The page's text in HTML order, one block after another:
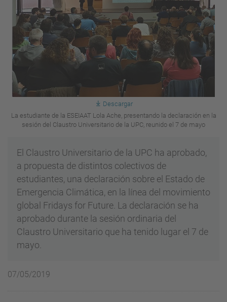
Descargar
La estudiante de la ESEIAAT Lola Ache, presentando la declaración en la
sesión del Claustro Universitario de la UPC, reunido el 7 de mayo
El Claustro Universitario de la UPC ha aprobado,
a propuesta de distintos colectivos de
estudiantes, una declaración sobre el Estado de
Emergencia Climática, en la línea del movimiento
global Fridays for Future. La declaración se ha
aprobado durante la sesión ordinaria del
Claustro Universitario que ha tenido lugar el 7 de
mayo.
07/05/2019